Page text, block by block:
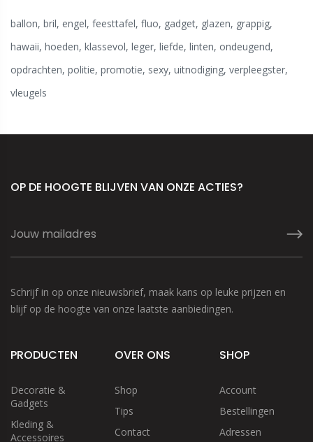
ballon, bril, engel, feesttafel, fluo, gadget, glazen, grappig,
hawaii, hoeden, klassevol, leger, liefde, linten, ondeugend,
opdrachten, politie, promotie, sexy, uitnodiging, verpleegster,
vleugels
OP DE HOOGTE BLIJVEN VAN ONZE ACTIES?
Schrijf in op onze nieuwsbrief, maak kans op leuke prijzen en
blijf op de hoogte van onze laatste aanbiedingen.
PRODUCTEN
Decoratie &
Gadgets
Kleding &
Accessoires
OVER ONS
Shop
Tips
Contact
SHOP
Account
Bestellingen
Adressen